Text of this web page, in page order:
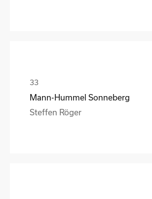
Mann-Hummel Sonneberg
Steffen Röger